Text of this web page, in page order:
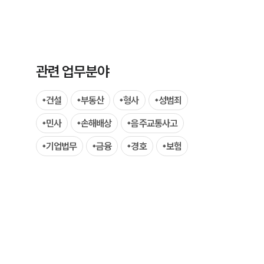
그룹소개
그룹소개
대륜의 강점
관련 업무분야
건설 부동산 형사
성범죄
민사
손해배상
음주교통사고
기업법무
금융 경호 보험